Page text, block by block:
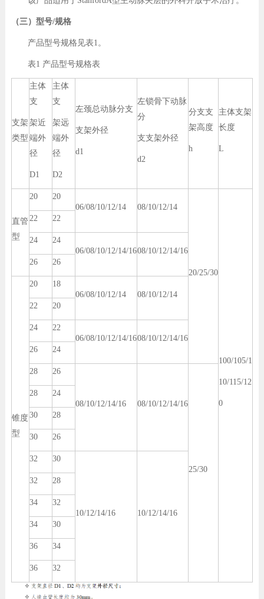
（三）型号/规格
产品型号规格见表1。
表1 产品型号规格表
支架
类型
主体
支
架近
端外
径
D1
主体
支
架远
端外
径
D2
左颈总动脉分支
支架外径
d1
左锁骨下动脉
分
支支架外径
d2
分支支
架高度
h
主体支架
长度
L
直管
型
20
20
06/08/10/12/14
08/10/12/14
20/25/30
100/105/1
10/115/12
0
22 22
24
24
06/08/10/12/14/1608/10/12/14/16
26
26
锥度
型
20
18
06/08/10/12/14
08/10/12/14
22
20
24
22
06/08/10/12/14/1608/10/12/14/16
26
24
28 26
08/10/12/14/16 08/10/12/14/16
25/30
28 24
30 28
30 26
32 30
10/12/14/16 10/12/14/16
32 28
34 32
34 30
36 34
36 32